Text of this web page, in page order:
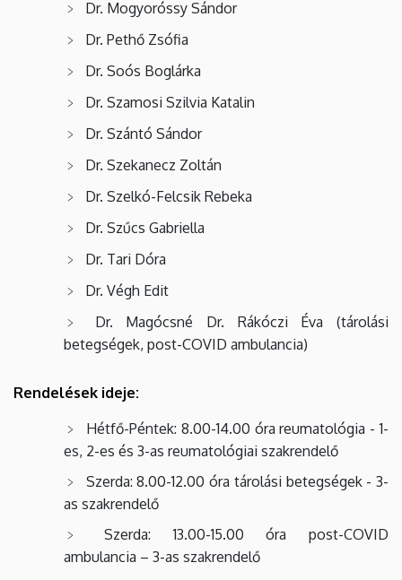
Dr. Mogyoróssy Sándor
Dr. Pethő Zsófia
Dr. Soós Boglárka
Dr. Szamosi Szilvia Katalin
Dr. Szántó Sándor
Dr. Szekanecz Zoltán
Dr. Szelkó-Felcsik Rebeka
Dr. Szűcs Gabriella
Dr. Tari Dóra
Dr. Végh Edit
Dr. Magócsné Dr. Rákóczi Éva (tárolási
betegségek, post-COVID ambulancia)
Rendelések ideje:
Hétfő-Péntek: 8.00-14.00 óra reumatológia - 1-
es, 2-es és 3-as reumatológiai szakrendelő
Szerda: 8.00-12.00 óra tárolási betegségek - 3-
as szakrendelő
Szerda: 13.00-15.00 óra post-COVID
ambulancia – 3-as szakrendelő